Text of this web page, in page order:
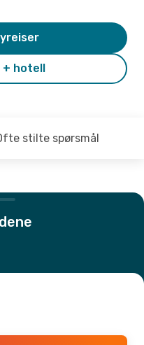
hotell
stilte spørsmål